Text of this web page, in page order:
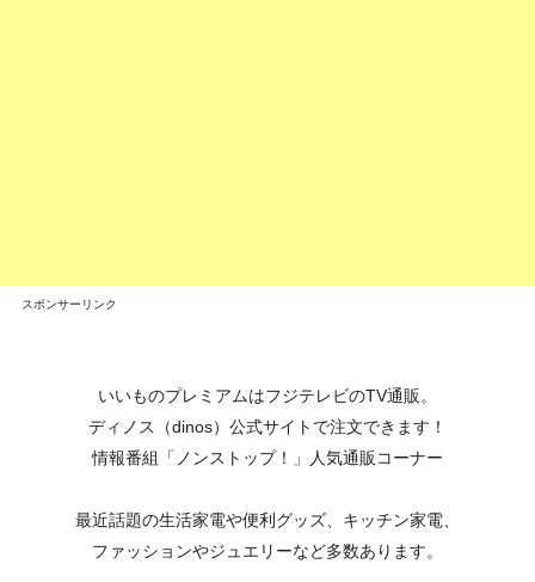
スポンサーリンク
いいものプレミアムはフジテレビのTV通販。
ディノス（dinos）公式サイトで注文できます！
情報番組「ノンストップ！」人気通販コーナー
最近話題の生活家電や便利グッズ、キッチン家電、
ファッションやジュエリーなど多数あります。